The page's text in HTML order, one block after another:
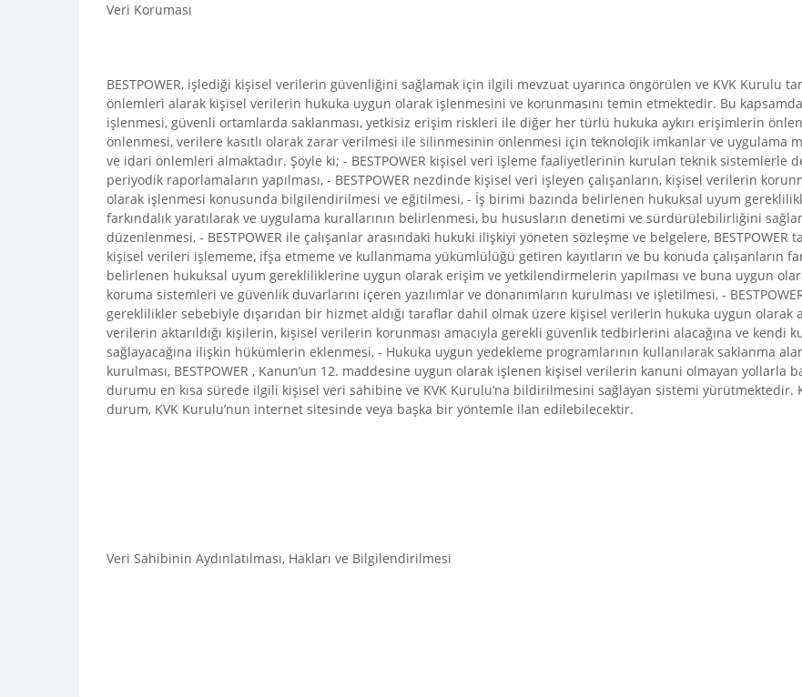
Veri Koruması
BESTPOWER, işlediği kişisel verilerin güvenliğini sağlamak için ilgili mevzuat uyarınca öngörülen ve KVK Kurulu
önlemleri alarak kişisel verilerin hukuka uygun olarak işlenmesini ve korunmasını temin etmektedir. Bu
işlenmesi, güvenli ortamlarda saklanması, yetkisiz erişim riskleri ile diğer her türlü hukuka aykırı erişimlerin
önlenmesi, verilere kasıtlı olarak zarar verilmesi ile silinmesinin önlenmesi için teknolojik imkanlar ve uygulama
ve idari önlemleri almaktadır. Şöyle ki; - BESTPOWER kişisel veri işleme faaliyetlerinin kurulan teknik sistemlerle
periyodik raporlamaların yapılması, - BESTPOWER nezdinde kişisel veri işleyen çalışanların, kişisel verilerin
olarak işlenmesi konusunda bilgilendirilmesi ve eğitilmesi, - İş birimi bazında belirlenen hukuksal uyum
farkındalık yaratılarak ve uygulama kurallarının belirlenmesi, bu hususların denetimi ve sürdürülebilirliğini
düzenlenmesi, - BESTPOWER ile çalışanlar arasındaki hukuki ilişkiyi yöneten sözleşme ve belgelere,
kişisel verileri işlememe, ifşa etmeme ve kullanmama yükümlülüğü getiren kayıtların ve bu konuda çalışanların
belirlenen hukuksal uyum gerekliliklerine uygun olarak erişim ve yetkilendirmelerin yapılması ve buna uygun
koruma sistemleri ve güvenlik duvarlarını içeren yazılımlar ve donanımların kurulması ve işletilmesi, -
gereklilikler sebebiyle dışarıdan bir hizmet aldığı taraflar dahil olmak üzere kişisel verilerin hukuka uygun olarak
verilerin aktarıldığı kişilerin, kişisel verilerin korunması amacıyla gerekli güvenlik tedbirlerini alacağına ve kendi
sağlayacağına ilişkin hükümlerin eklenmesi, - Hukuka uygun yedekleme programlarının kullanılarak saklanma
kurulması, BESTPOWER , Kanun’un 12. maddesine uygun olarak işlenen kişisel verilerin kanuni olmayan yollarla
durumu en kısa sürede ilgili kişisel veri sahibine ve KVK Kurulu’na bildirilmesini sağlayan sistemi yürütmektedir.
durum, KVK Kurulu’nun internet sitesinde veya başka bir yöntemle ilan edilebilecektir.
Veri Sahibinin Aydınlatılması, Hakları ve Bilgilendirilmesi